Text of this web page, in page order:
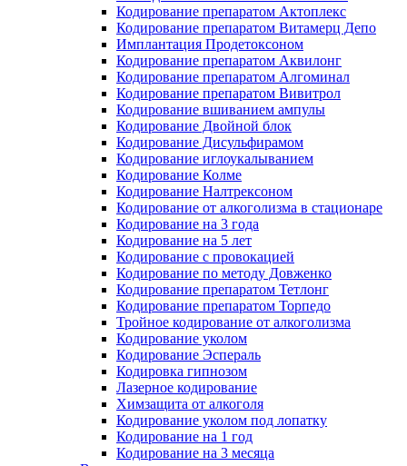
Кодирование препаратом Актоплекс
Кодирование препаратом Витамерц Депо
Имплантация Продетоксоном
Кодирование препаратом Аквилонг
Кодирование препаратом Алгоминал
Кодирование препаратом Вивитрол
Кодирование вшиванием ампулы
Кодирование Двойной блок
Кодирование Дисульфирамом
Кодирование иглоукалыванием
Кодирование Колме
Кодирование Налтрексоном
Кодирование от алкоголизма в стационаре
Кодирование на 3 года
Кодирование на 5 лет
Кодирование с провокацией
Кодирование по методу Довженко
Кодирование препаратом Тетлонг
Кодирование препаратом Торпедо
Тройное кодирование от алкоголизма
Кодирование уколом
Кодирование Эспераль
Кодировка гипнозом
Лазерное кодирование
Химзащита от алкоголя
Кодирование уколом под лопатку
Кодирование на 1 год
Кодирование на 3 месяца